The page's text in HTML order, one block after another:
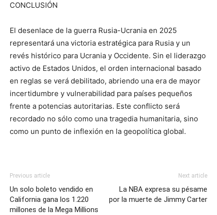
CONCLUSIÓN
El desenlace de la guerra Rusia-Ucrania en 2025
representará una victoria estratégica para Rusia y un
revés histórico para Ucrania y Occidente. Sin el liderazgo
activo de Estados Unidos, el orden internacional basado
en reglas se verá debilitado, abriendo una era de mayor
incertidumbre y vulnerabilidad para países pequeños
frente a potencias autoritarias. Este conflicto será
recordado no sólo como una tragedia humanitaria, sino
como un punto de inflexión en la geopolítica global.
Previous article
Un solo boleto vendido en
California gana los 1.220
millones de la Mega Millions
Next article
La NBA expresa su pésame
por la muerte de Jimmy Carter